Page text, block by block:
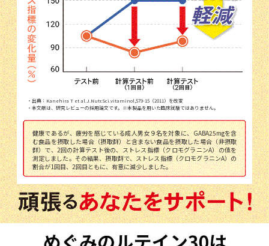
・出典：Kanehira T et al.J.Nutr.Sci.vitaminol,579-15（2011）を改変
・本文献は、研究レビューの採用論文です。※本製品を用いた臨床試験ではありません。
健康であるが、疲労を感じている成人男女９名を対象に、GABA25mgを含
む食品を摂取した場合（摂取群）と含まない食品を摂取した場合（非摂取
群）で、2回の計算テスト後の、ストレス指標（クロモグラニンA）の値を
測定しました。その結果、摂取群で、ストレス指標（クロモグラニンA）の
割合が1回目、2回目ともに、有意に減少しました。